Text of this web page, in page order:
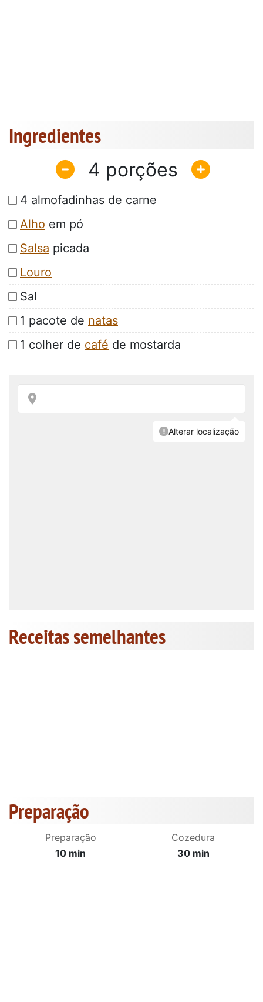
Ingredientes
4
4 almofadinhas de carne
Alho em pó
Salsa picada
Louro
Sal
1 pacote de natas
1 colher de café de mostarda
Receitas semelhantes
Preparação
Preparação
10 min
Cozedura
30 min